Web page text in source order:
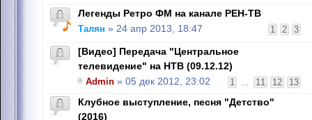
Легенды Ретро ФМ на канале РЕН-ТВ
1 2 3
Талян » 24 апр 2013, 18:47
[Видео] Передача "Центральное
телевидение" на НТВ (09.12.12)
1 ... 11 12 13
Admin » 05 дек 2012, 23:02
Клубное выступление, песня "Детство"
(2016)